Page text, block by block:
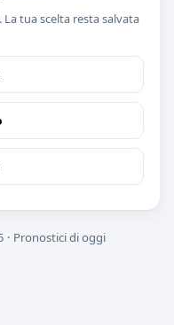
tua scelta resta salvata
· Pronostici di oggi